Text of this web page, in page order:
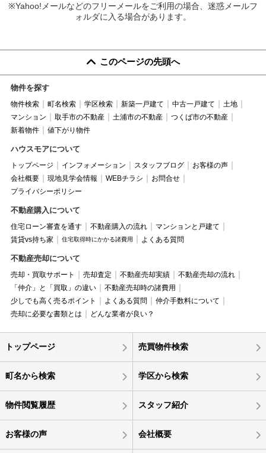
※Yahoo!メールなどのフリーメールをご利用の場合、迷惑メールフ
ォルダに入る場合があります。
このページの先頭へ
物件を探す
物件検索 町名検索 学区検索 新築一戸建て 中古一戸建て
土地
マンション
取手市の不動産 土浦市の不動産
つくば市の不動産
新着物件
値下がり物件
ハウスモアについて
トップページ インフォメーション スタッフブログ
お客様の声
会社概要
現地見学会情報 WEBチラシ
お問合せ
プライバシーポリシー
不動産購入について
住宅ローン審査を通す 不動産購入の流れ
マンションと戸建て
賃貸vs持ち家
住宅取得時にかかる諸費用 よくある質問
不動産売却について
売却・買取サポート 売却査定 不動産売却実績
不動産売却の流れ
「仲介」と「買取」の違い
不動産売却時の諸費用
少しでも高く売るポイント
よくある質問
仲介手数料について
売却に必要な書類とは
どんな業者が良い？
トップページ 売買物件検索
町名から検索 学区から検索
物件閲覧履歴 スタッフ紹介
お客様の声 会社概要